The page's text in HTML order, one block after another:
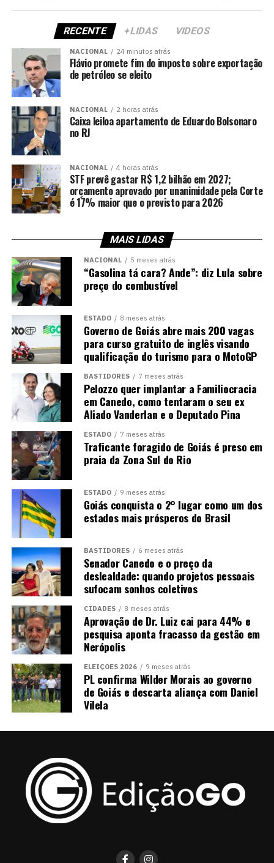
RECENTE +LIDAS VIDEOS
NACIONAL 24 minutos atrás
Flávio promete fim do imposto sobre exportação
de petróleo se eleito
NACIONAL 2 horas atrás
Caixa leiloa apartamento de Eduardo Bolsonaro
no RJ
NACIONAL 4 horas atrás
STF prevê gastar R$ 1,2 bilhão em 2027;
orçamento aprovado por unanimidade pela Corte
é 17% maior que o previsto para 2026
MAIS LIDAS
NACIONAL 5 meses atrás
“Gasolina tá cara? Ande”: diz Lula sobre
preço do combustível
ESTADO 8 meses atrás
Governo de Goiás abre mais 200 vagas
para curso gratuito de inglês visando
qualificação do turismo para o MotoGP
BASTIDORES 7 meses atrás
Pelozzo quer implantar a Familiocracia
em Canedo, como tentaram o seu ex
Aliado Vanderlan e o Deputado Pina
ESTADO 7 meses atrás
Traficante foragido de Goiás é preso em
praia da Zona Sul do Rio
ESTADO 9 meses atrás
Goiás conquista o 2° lugar como um dos
estados mais prósperos do Brasil
BASTIDORES 6 meses atrás
Senador Canedo e o preço da
deslealdade: quando projetos pessoais
sufocam sonhos coletivos
CIDADES 8 meses atrás
Aprovação de Dr. Luiz cai para 44% e
pesquisa aponta fracasso da gestão em
Nerópolis
ELEIÇÕES 2026 9 meses atrás
PL confirma Wilder Morais ao governo
de Goiás e descarta aliança com Daniel
Vilela